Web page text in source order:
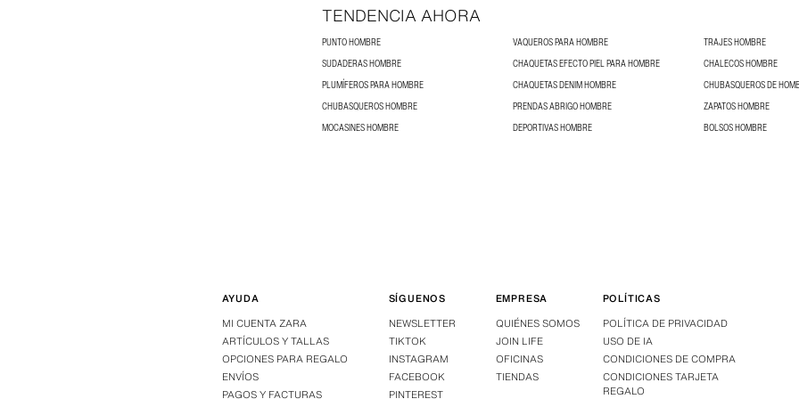
TENDENCIA AHORA
PUNTO HOMBRE VAQUEROS PARA HOMBRE
TRAJES HOMBRE
SUDADERAS HOMBRE
CHAQUETAS EFECTO PIEL PARA HOMBRE
CHALECOS HOMBRE
PLUMÍFEROS PARA HOMBRE
CHAQUETAS DENIM HOMBRE
CHUBASQUEROS DE
CHUBASQUEROS HOMBRE
PRENDAS ABRIGO HOMBRE
ZAPATOS HOMBRE
MOCASINES HOMBRE
DEPORTIVAS HOMBRE BOLSOS HOMBRE
AYUDA
MI CUENTA ZARA
ARTÍCULOS Y TALLAS
OPCIONES PARA REGALO
ENVÍOS
PAGOS Y FACTURAS
SÍGUENOS
NEWSLETTER
TIKTOK
INSTAGRAM
FACEBOOK
PINTEREST
EMPRESA
QUIÉNES SOMOS
JOIN LIFE
OFICINAS
TIENDAS
POLÍTICAS
POLÍTICA DE PRIVACIDAD
USO DE IA
CONDICIONES DE COMPRA
CONDICIONES TARJETA
REGALO